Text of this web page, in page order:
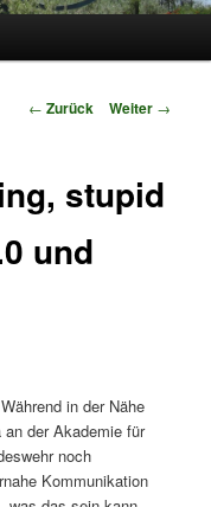
Beitrags-
← Zurück Weiter →
stupid
und
in der Nähe
der Akademie für
noch
Kommunikation